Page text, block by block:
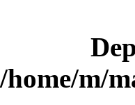
/home/m/